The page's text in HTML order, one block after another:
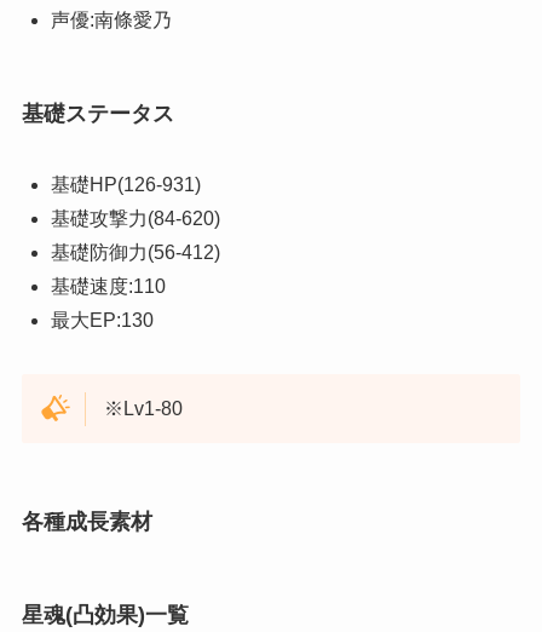
声優:南條愛乃
基礎ステータス
基礎HP(126-931)
基礎攻撃力(84-620)
基礎防御力(56-412)
基礎速度:110
最大EP:130
※Lv1-80
各種成長素材
星魂(凸効果)一覧